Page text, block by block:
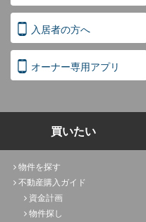
入居者の方へ
オーナー専用アプリ
買いたい
物件を探す
不動産購入ガイド
資金計画
物件探し